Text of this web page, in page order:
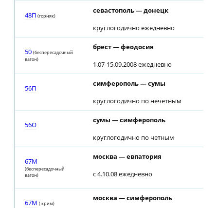
48П (горняк)
севастополь — донецк
круглогодично ежедневно
50 (беспересадочный
вагон)
брест — феодосия
1.07-15.09.2008 ежедневно
56П
симферополь — сумы
круглогодично по нечетным
56О
сумы — симферополь
круглогодично по четным
67М
(беспересадочный
вагон)
москва — евпатория
с 4.10.08 ежедневно
67М ( крим)
москва — симферополь